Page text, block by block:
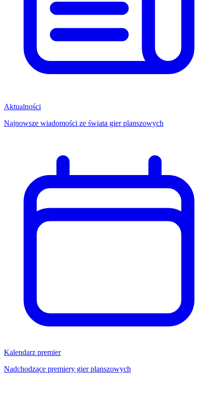
Aktualności
Najnowsze wiadomości ze świata gier planszowych
Kalendarz premier
Nadchodzące premiery gier planszowych